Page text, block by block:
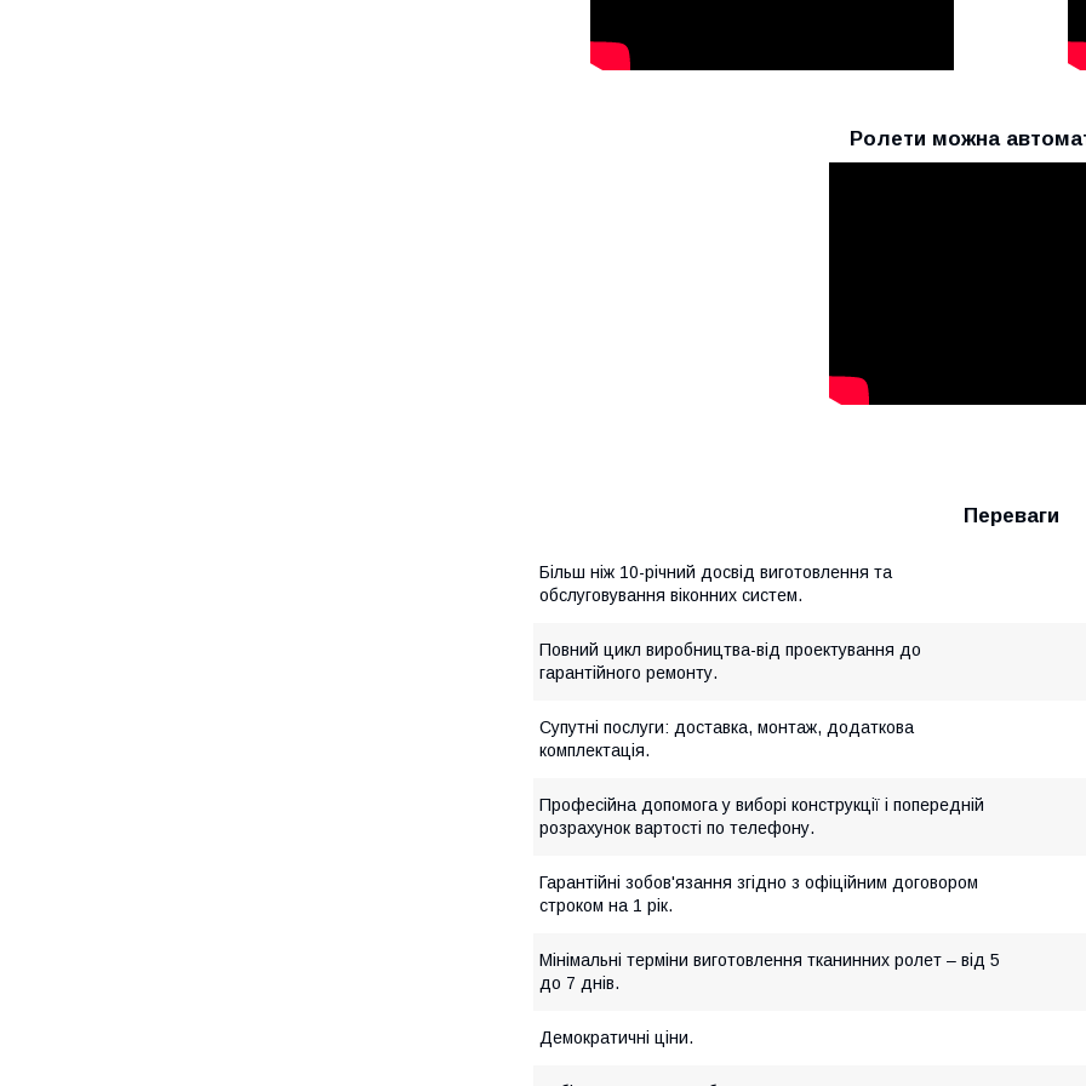
Ролети можна
Переваги
Більш ніж 10-річний досвід виготовлення та
обслуговування віконних систем.
Повний цикл виробництва-від проектування до
гарантійного ремонту.
Супутні послуги: доставка, монтаж, додаткова
комплектація.
Професійна допомога у виборі конструкції і попередній
розрахунок вартості по телефону.
Гарантійні зобов'язання згідно з офіційним договором
строком на 1 рік.
Мінімальні терміни виготовлення тканинних ролет – від 5
до 7 днів.
Демократичні ціни.